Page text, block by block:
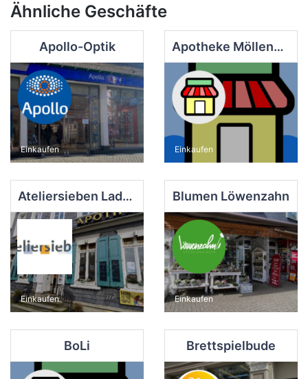
Ähnliche Geschäfte
Apollo-Optik
Einkaufen
Apotheke Möllenkotten
Einkaufen
Ateliersieben Laden
Einkaufen
Blumen Löwenzahn
Einkaufen
BoLi Brettspielbude